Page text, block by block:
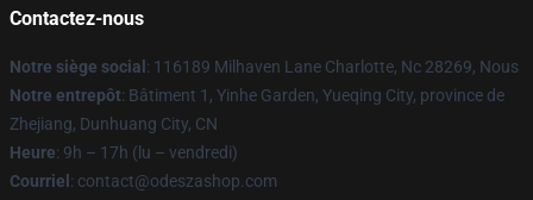
Contactez-nous
Notre siège social : 116189 Milhaven Lane Charlotte, Nc 28269, Nous
Notre entrepôt: Bâtiment 1, Yinhe Garden, Yueqing City, province de
Zhejiang, Dunhuang City, CN
Heure: 9h – 17h (lu – vendredi)
Courriel : contact@odeszashop.com